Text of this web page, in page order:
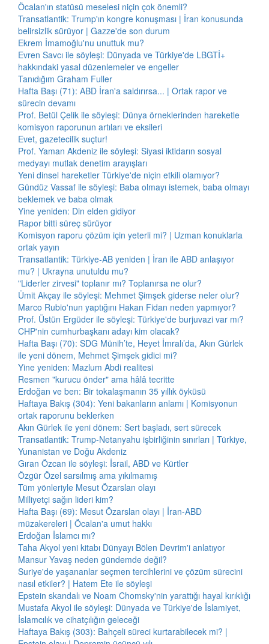
Öcalan'ın statüsü meselesi niçin çok önemli?
Transatlantik: Trump'ın kongre konuşması | İran konusunda
belirsizlik sürüyor | Gazze'de son durum
Ekrem İmamoğlu'nu unuttuk mu?
Evren Savcı ile söyleşi: Dünyada ve Türkiye'de LBGTİ+
hakkındaki yasal düzenlemeler ve engeller
Tanıdığım Graham Fuller
Hafta Başı (71): ABD İran'a saldırırsa... | Ortak rapor ve
sürecin devamı
Prof. Betül Çelik ile söyleşi: Dünya örneklerinden hareketle
komisyon raporunun artıları ve eksileri
Evet, gazetecilik suçtur!
Prof. Yaman Akdeniz ile söyleşi: Siyasi iktidarın sosyal
medyayı mutlak denetim arayışları
Yeni dinsel hareketler Türkiye'de niçin etkili olamıyor?
Gündüz Vassaf ile söyleşi: Baba olmayı istemek, baba olmayı
beklemek ve baba olmak
Yine yeniden: Din elden gidiyor
Rapor bitti süreç sürüyor
Komisyon raporu çözüm için yeterli mi? | Uzman konuklarla
ortak yayın
Transatlantik: Türkiye-AB yeniden | İran ile ABD anlaşıyor
mu? | Ukrayna unutuldu mu?
"Liderler zirvesi" toplanır mı? Toplanırsa ne olur?
Ümit Akçay ile söyleşi: Mehmet Şimşek giderse neler olur?
Marco Rubio'nun yaptığını Hakan Fidan neden yapmıyor?
Prof. Üstün Ergüder ile söyleşi: Türkiye'de burjuvazi var mı?
CHP'nin cumhurbaşkanı adayı kim olacak?
Hafta Başı (70): SDG Münih’te, Heyet İmralı’da, Akın Gürlek
ile yeni dönem, Mehmet Şimşek gidici mi?
Yine yeniden: Mazlum Abdi realitesi
Resmen "kurucu önder" ama hâlâ tecritte
Erdoğan ve ben: Bir tokalaşmanın 35 yıllık öyküsü
Haftaya Bakış (304): Yeni bakanların anlamı | Komisyonun
ortak raporunu beklerken
Akın Gürlek ile yeni dönem: Sert başladı, sert sürecek
Transatlantik: Trump-Netanyahu işbirliğinin sınırları | Türkiye,
Yunanistan ve Doğu Akdeniz
Gıran Özcan ile söyleşi: İsrail, ABD ve Kürtler
Özgür Özel sarsılmış ama yıkılmamış
Tüm yönleriyle Mesut Özarslan olayı
Milliyetçi sağın lideri kim?
Hafta Başı (69): Mesut Özarslan olayı | İran-ABD
müzakereleri | Öcalan'a umut hakkı
Erdoğan İslamcı mı?
Taha Akyol yeni kitabı Dünyayı Bölen Devrim'i anlatıyor
Mansur Yavaş neden gündemde değil?
Suriye'de yaşananlar seçmen tercihlerini ve çözüm sürecini
nasıl etkiler? | Hatem Ete ile söyleşi
Epstein skandalı ve Noam Chomsky'nin yarattığı hayal kırıklığı
Mustafa Akyol ile söyleşi: Dünyada ve Türkiye'de İslamiyet,
İslamcılık ve cihatçılığın geleceği
Haftaya Bakış (303): Bahçeli süreci kurtarabilecek mi? |